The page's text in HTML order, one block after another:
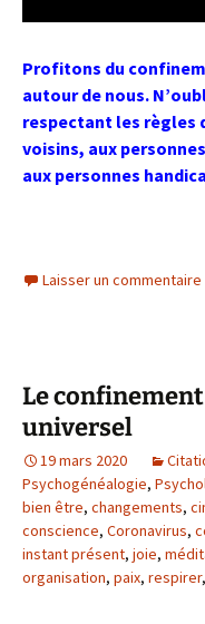
Profitons du
autour de nous.
respectant les règles
voisins, aux
aux personnes
Laisser un commentaire
Le
universel
19 mars 2020
Psychogénéalogie,
bien être, changements,
conscience, Coronavirus,
instant présent, joie,
organisation, paix, respirer,